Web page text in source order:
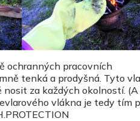
ochranných pracovních
tenká a prodyšná. Tyto
nosit za každých okolností.
vlákna je tedy tím